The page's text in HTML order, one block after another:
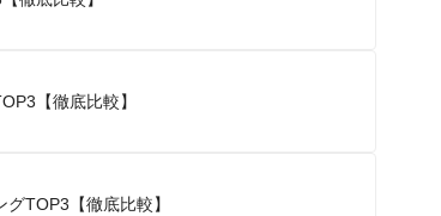
【徹底比較】
TOP3【徹底比較】